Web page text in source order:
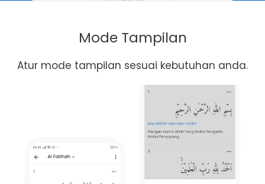
Mode Tampilan
Atur mode tampilan sesuai kebutuhan anda.